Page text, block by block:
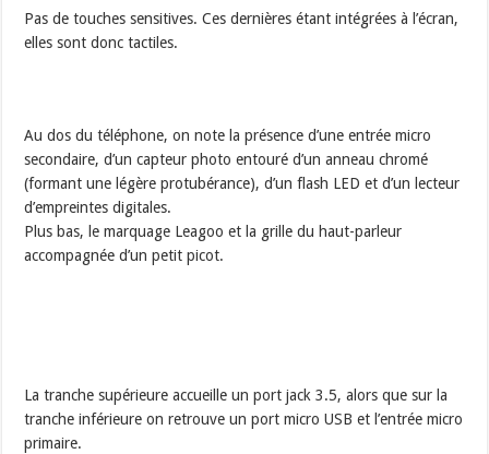
Pas de touches sensitives. Ces dernières étant intégrées à l’écran,
elles sont donc tactiles.
Au dos du téléphone, on note la présence d’une entrée micro
secondaire, d’un capteur photo entouré d’un anneau chromé
(formant une légère protubérance), d’un flash LED et d’un lecteur
d’empreintes digitales.
Plus bas, le marquage Leagoo et la grille du haut-parleur
accompagnée d’un petit picot.
La tranche supérieure accueille un port jack 3.5, alors que sur la
tranche inférieure on retrouve un port micro USB et l’entrée micro
primaire.